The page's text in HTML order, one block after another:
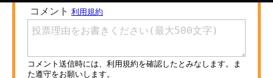
注目記事を集めた総合ページ
ITの今と未来を見通す
スマホと通信の最新トレンド